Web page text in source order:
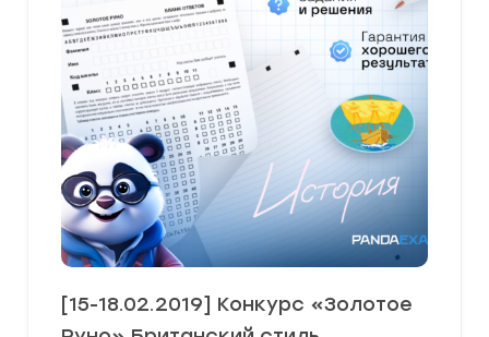
[15-18.02.2019] Конкурс «Золотое